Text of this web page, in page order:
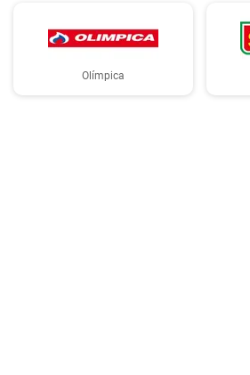
Olímpica